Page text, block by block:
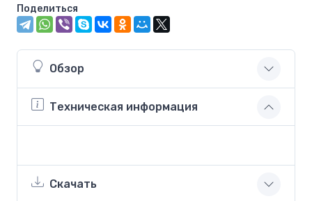
Поделиться
Обзор
Техническая информация
Скачать